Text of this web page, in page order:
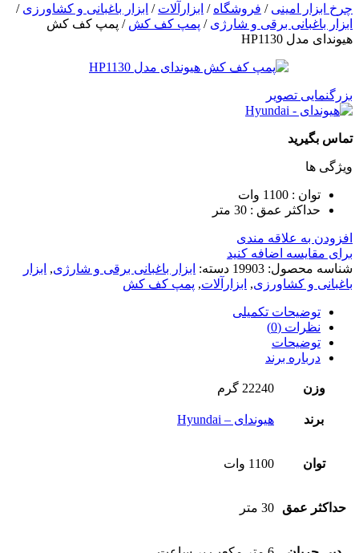
چرخ ابزار امینی / فروشگاه / ابزارآلات / ابزار باغبانی و کشاورزی /
ابزار باغبانی برقی و شارژی / پمپ کف کش / پمپ کف کش
هیوندای مدل HP1130
بزرگنمایی تصویر
تماس بگیرید
ویژگی ها
توان : 1100 وات
حداکثر عمق : 30 متر
افزودن به علاقه مندی
برای مقایسه اضافه کنید
شناسه محصول: 19903 دسته: ابزار باغبانی برقی و شارژی, ابزار
باغبانی و کشاورزی, ابزارآلات, پمپ کف کش
توضیحات تکمیلی
نظرات (0)
توضیحات
درباره برند
وزن 22240 گرم
برند هیوندای – Hyundai
توان 1100 وات
حداکثر عمق 30 متر